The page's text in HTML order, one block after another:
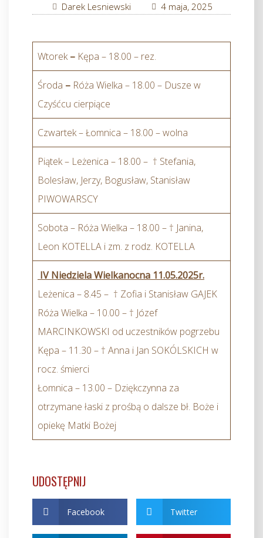
Darek Lesniewski 4 maja, 2025
Wtorek– Kępa – 18.00 – rez.
Środa – Róża Wielka – 18.00 – Dusze w
Czyśćcu cierpiące
Czwartek – Łomnica – 18.00 – wolna
Piątek – Leżenica – 18.00 – † Stefania,
Bolesław, Jerzy, Bogusław, Stanisław
PIWOWARSCY
Sobota – Róża Wielka – 18.00 – † Janina,
Leon KOTELLA i zm. z rodz. KOTELLA
IV Niedziela Wielkanocna 11.05.2025r.
Leżenica – 8.45 – † Zofia i Stanisław GAJEK
Róża Wielka – 10.00 – † Józef
MARCINKOWSKI od uczestników pogrzebu
Kępa – 11.30 – † Anna i Jan SOKÓLSKICH w
rocz. śmierci
Łomnica – 13.00 – Dziękczynna za
otrzymane łaski z prośbą o dalsze bł. Boże i
opiekę Matki Bożej
UDOSTĘPNIJ
Facebook Twitter